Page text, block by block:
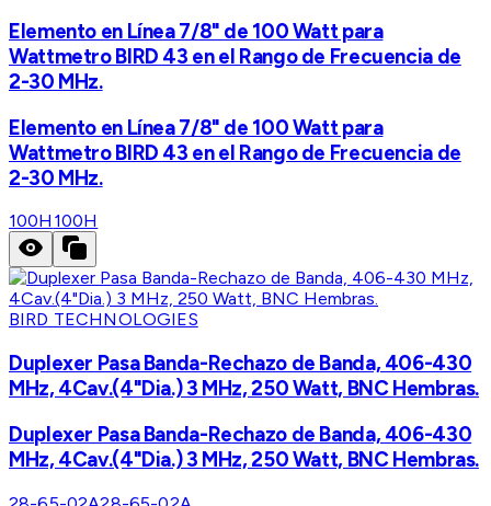
Elemento en Línea 7/8" de 100 Watt para
Wattmetro BIRD 43 en el Rango de Frecuencia de
2-30 MHz.
Elemento en Línea 7/8" de 100 Watt para
Wattmetro BIRD 43 en el Rango de Frecuencia de
2-30 MHz.
100H 100H
BIRD TECHNOLOGIES
Duplexer Pasa Banda-Rechazo de Banda, 406-430
MHz, 4Cav.(4"Dia.) 3 MHz, 250 Watt, BNC Hembras.
Duplexer Pasa Banda-Rechazo de Banda, 406-430
MHz, 4Cav.(4"Dia.) 3 MHz, 250 Watt, BNC Hembras.